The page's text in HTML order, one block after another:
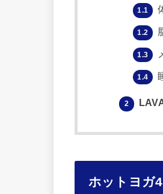
1.1
1.2
1.3
1.4
2
ホットヨガ